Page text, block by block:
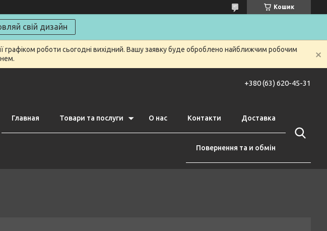
Кошик
свій дизайн
роботи сьогодні вихідний. Вашу заявку буде оброблено найближчим робочим
+380 (63) 620-45-31
Главная Товари та послуги О нас Контакти Доставка
Повернення та и обмін